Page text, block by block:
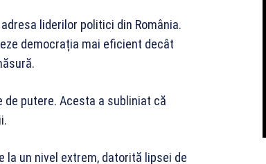
liderilor politici din România.
democrația mai eficient decât
putere. Acesta a subliniat că
un nivel extrem, datorită lipsei de